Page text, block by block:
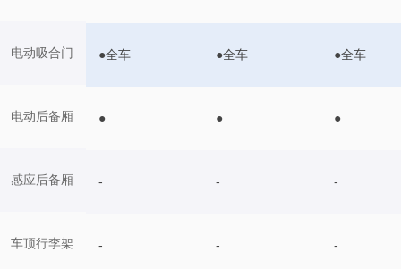
电动吸合门
电动后备厢
感应后备厢
车顶行李架
●全车 ●全车 ●全车
● ● ●
- - -
- - -